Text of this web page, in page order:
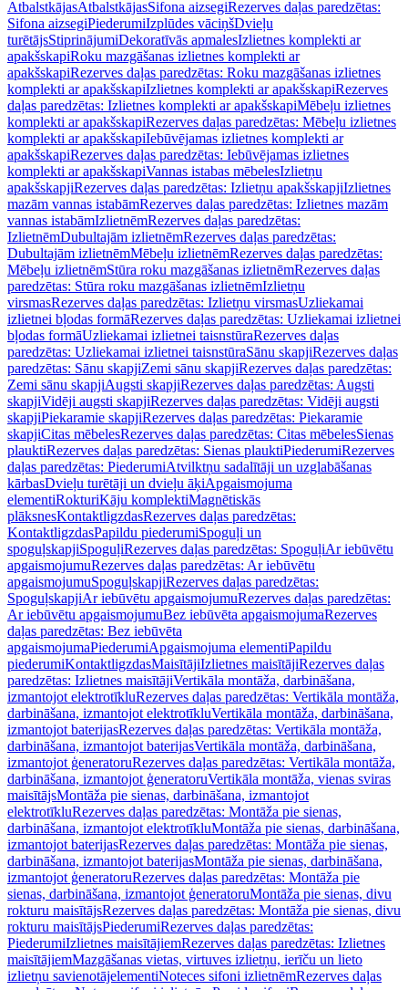
AtbalstkājasAtbalstkājasSifona aizsegiRezerves daļas paredzētas:
Sifona aizsegiPiederumiIzplūdes vāciņšDvieļu
turētājsStiprinājumiDekoratīvās apmalesIzlietnes komplekti ar
apakšskapiRoku mazgāšanas izlietnes komplekti ar
apakšskapiRezerves daļas paredzētas: Roku mazgāšanas izlietnes
komplekti ar apakšskapiIzlietnes komplekti ar apakšskapiRezerves
daļas paredzētas: Izlietnes komplekti ar apakšskapiMēbeļu izlietnes
komplekti ar apakšskapiRezerves daļas paredzētas: Mēbeļu izlietnes
komplekti ar apakšskapiIebūvējamas izlietnes komplekti ar
apakšskapiRezerves daļas paredzētas: Iebūvējamas izlietnes
komplekti ar apakšskapiVannas istabas mēbelesIzlietņu
apakšskapjiRezerves daļas paredzētas: Izlietņu apakšskapjiIzlietnes
mazām vannas istabāmRezerves daļas paredzētas: Izlietnes mazām
vannas istabāmIzlietnēmRezerves daļas paredzētas:
IzlietnēmDubultajām izlietnēmRezerves daļas paredzētas:
Dubultajām izlietnēmMēbeļu izlietnēmRezerves daļas paredzētas:
Mēbeļu izlietnēmStūra roku mazgāšanas izlietnēmRezerves daļas
paredzētas: Stūra roku mazgāšanas izlietnēmIzlietņu
virsmasRezerves daļas paredzētas: Izlietņu virsmasUzliekamai
izlietnei bļodas formāRezerves daļas paredzētas: Uzliekamai izlietnei
bļodas formāUzliekamai izlietnei taisnstūraRezerves daļas
paredzētas: Uzliekamai izlietnei taisnstūraSānu skapjiRezerves daļas
paredzētas: Sānu skapjiZemi sānu skapjiRezerves daļas paredzētas:
Zemi sānu skapjiAugsti skapjiRezerves daļas paredzētas: Augsti
skapjiVidēji augsti skapjiRezerves daļas paredzētas: Vidēji augsti
skapjiPiekaramie skapjiRezerves daļas paredzētas: Piekaramie
skapjiCitas mēbelesRezerves daļas paredzētas: Citas mēbelesSienas
plauktiRezerves daļas paredzētas: Sienas plauktiPiederumiRezerves
daļas paredzētas: PiederumiAtvilktņu sadalītāji un uzglabāšanas
kārbasDvieļu turētāji un dvieļu āķiApgaismojuma
elementiRokturiKāju komplektiMagnētiskās
plāksnesKontaktligzdasRezerves daļas paredzētas:
KontaktligzdasPapildu piederumiSpoguļi un
spoguļskapjiSpoguļiRezerves daļas paredzētas: SpoguļiAr iebūvētu
apgaismojumuRezerves daļas paredzētas: Ar iebūvētu
apgaismojumuSpoguļskapjiRezerves daļas paredzētas:
SpoguļskapjiAr iebūvētu apgaismojumuRezerves daļas paredzētas:
Ar iebūvētu apgaismojumuBez iebūvēta apgaismojumaRezerves
daļas paredzētas: Bez iebūvēta
apgaismojumaPiederumiApgaismojuma elementiPapildu
piederumiKontaktligzdasMaisītājiIzlietnes maisītājiRezerves daļas
paredzētas: Izlietnes maisītājiVertikāla montāža, darbināšana,
izmantojot elektrotīkluRezerves daļas paredzētas: Vertikāla montāža,
darbināšana, izmantojot elektrotīkluVertikāla montāža, darbināšana,
izmantojot baterijasRezerves daļas paredzētas: Vertikāla montāža,
darbināšana, izmantojot baterijasVertikāla montāža, darbināšana,
izmantojot ģeneratoruRezerves daļas paredzētas: Vertikāla montāža,
darbināšana, izmantojot ģeneratoruVertikāla montāža, vienas sviras
maisītājsMontāža pie sienas, darbināšana, izmantojot
elektrotīkluRezerves daļas paredzētas: Montāža pie sienas,
darbināšana, izmantojot elektrotīkluMontāža pie sienas, darbināšana,
izmantojot baterijasRezerves daļas paredzētas: Montāža pie sienas,
darbināšana, izmantojot baterijasMontāža pie sienas, darbināšana,
izmantojot ģeneratoruRezerves daļas paredzētas: Montāža pie
sienas, darbināšana, izmantojot ģeneratoruMontāža pie sienas, divu
rokturu maisītājsRezerves daļas paredzētas: Montāža pie sienas, divu
rokturu maisītājsPiederumiRezerves daļas paredzētas:
PiederumiIzlietnes maisītājiemRezerves daļas paredzētas: Izlietnes
maisītājiemMazgāšanas vietas, virtuves izlietņu, ierīču un lieto
izlietņu savienotājelementiNoteces sifoni izlietnēmRezerves daļas